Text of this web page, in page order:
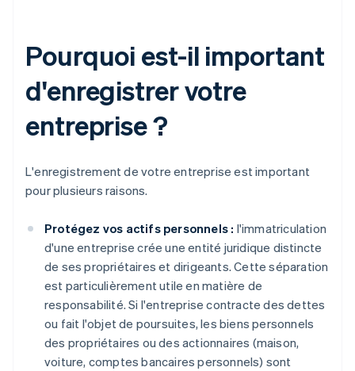
Pourquoi est-il important
d'enregistrer votre
entreprise ?
L'enregistrement de votre entreprise est important
pour plusieurs raisons.
Protégez vos actifs personnels : l'immatriculation
d'une entreprise crée une entité juridique distincte
de ses propriétaires et dirigeants. Cette séparation
est particulièrement utile en matière de
responsabilité. Si l'entreprise contracte des dettes
ou fait l'objet de poursuites, les biens personnels
des propriétaires ou des actionnaires (maison,
voiture, comptes bancaires personnels) sont